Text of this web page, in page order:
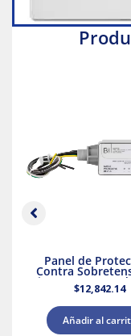
Panel de
Contra
Tipo 2 Supresor
208Y/120 V CA
$12,842.14
Añadir al